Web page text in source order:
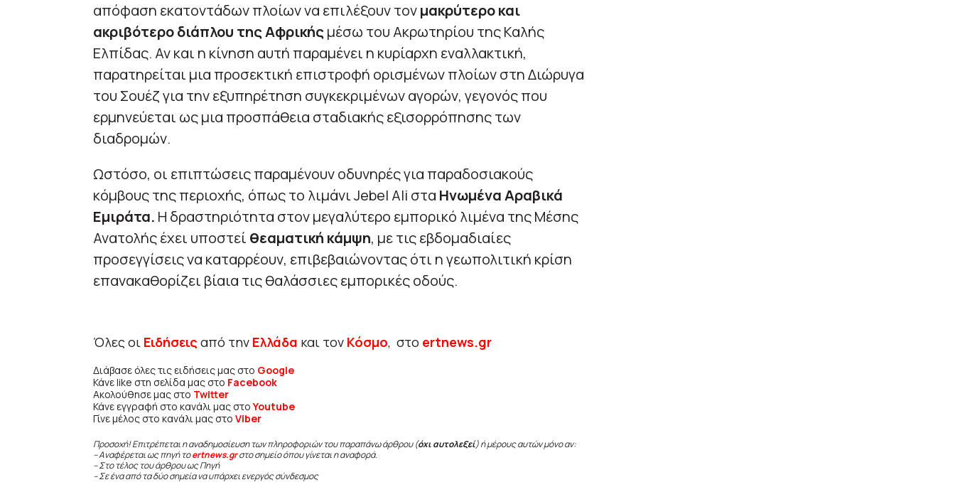
απόφαση εκατοντάδων πλοίων να επιλέξουν τονμακρύτερο και
ακριβότερο διάπλου της Αφρικήςμέσω του Ακρωτηρίου της Καλής
Ελπίδας. Αν και η κίνηση αυτή παραμένει η κυρίαρχη εναλλακτική,
παρατηρείται μια προσεκτική επιστροφή ορισμένων πλοίων στη Διώρυγα
του Σουέζ για την εξυπηρέτηση συγκεκριμένων αγορών, γεγονός που
ερμηνεύεται ως μια προσπάθεια σταδιακής εξισορρόπησης των
διαδρομών.
Ωστόσο, οι επιπτώσεις παραμένουν οδυνηρές για παραδοσιακούς
κόμβους της περιοχής, όπως το λιμάνι Jebel Ali στα Ηνωμένα Αραβικά
Εμιράτα. Η δραστηριότητα στον μεγαλύτερο εμπορικό λιμένα της Μέσης
Ανατολής έχει υποστεί θεαματική κάμψη, με τις εβδομαδιαίες
προσεγγίσεις να καταρρέουν, επιβεβαιώνοντας ότι η γεωπολιτική κρίση
επανακαθορίζει βίαια τις θαλάσσιες εμπορικές οδούς.
Όλες οι Ειδήσεις από την Ελλάδα και τον Κόσμο, στο ertnews.gr
Διάβασε όλες τις ειδήσεις μας στο Google
Κάνε like στη σελίδα μας στο Facebook
Ακολούθησε μας στο Twitter
Κάνε εγγραφή στο κανάλι μας στοYoutube
Γίνε μέλος στο κανάλι μας στο Viber
Προσοχή! Επιτρέπεται η αναδημοσίευση των πληροφοριών του παραπάνω άρθρου (όχι αυτολεξεί) ή μέρους αυτών μόνο αν:
– Αναφέρεται ως πηγή τοertnews.gr στο σημείο όπου γίνεται η αναφορά.
– Στο τέλος του άρθρου ως Πηγή
– Σε ένα από τα δύο σημεία να υπάρχει ενεργός σύνδεσμος